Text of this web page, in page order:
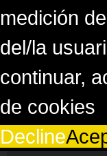
medición
del/la
continuar,
de cookies
Decline